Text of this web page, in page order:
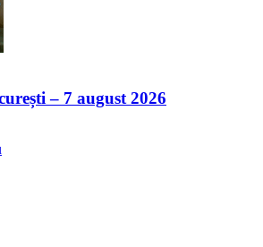
– 7 august 2026